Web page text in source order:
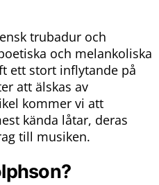
trubadur och
och melankoliska
ett stort inflytande på
att älskas av
kommer vi att
kända låtar, deras
till musiken.